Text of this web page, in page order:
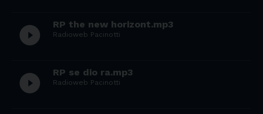
play_circle_filled RP the new horizont.mp3
Radioweb Pacinotti
play_circle_filled RP se dio ra.mp3
Radioweb Pacinotti